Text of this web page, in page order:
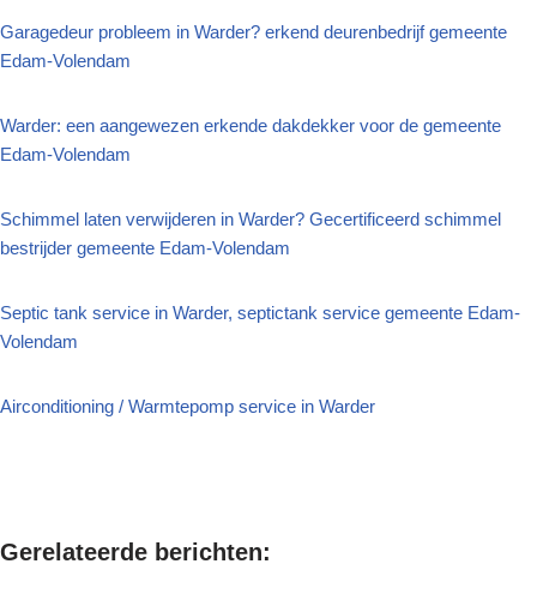
Garagedeur probleem in Warder? erkend deurenbedrijf gemeente
Edam-Volendam
Warder: een aangewezen erkende dakdekker voor de gemeente
Edam-Volendam
Schimmel laten verwijderen in Warder? Gecertificeerd schimmel
bestrijder gemeente Edam-Volendam
Septic tank service in Warder, septictank service gemeente Edam-
Volendam
Airconditioning / Warmtepomp service in Warder
Gerelateerde berichten: